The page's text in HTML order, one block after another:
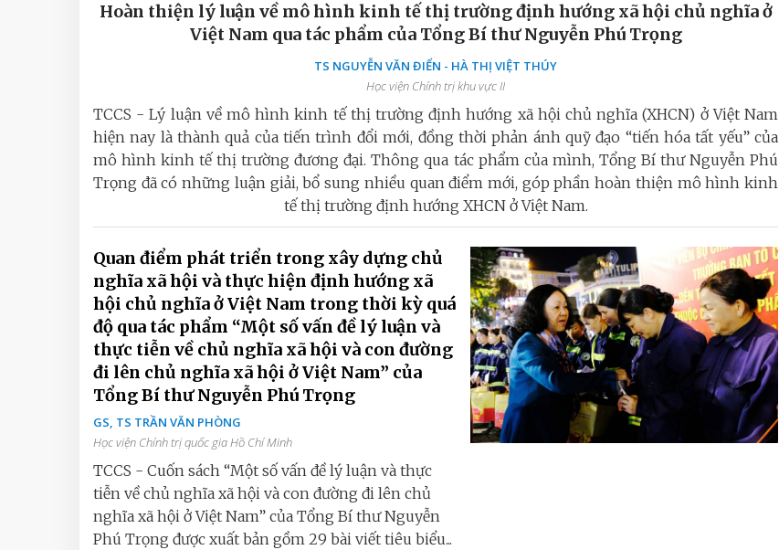
Hoàn thiện lý luận về mô hình kinh tế thị trường định hướng xã hội chủ nghĩa ở
Việt Nam qua tác phẩm của Tổng Bí thư Nguyễn Phú Trọng
TS NGUYỄN VĂN ĐIỂN - HÀ THỊ VIỆT THÚY
Học viện Chính trị khu vực II
TCCS - Lý luận về mô hình kinh tế thị trường định hướng xã hội chủ nghĩa (XHCN) ở Việt Nam
hiện nay là thành quả của tiến trình đổi mới, đồng thời phản ánh quỹ đạo “tiến hóa tất yếu” của
mô hình kinh tế thị trường đương đại. Thông qua tác phẩm của mình, Tổng Bí thư Nguyễn Phú
Trọng đã có những luận giải, bổ sung nhiều quan điểm mới, góp phần hoàn thiện mô hình kinh
tế thị trường định hướng XHCN ở Việt Nam.
Quan điểm phát triển trong xây dựng chủ
nghĩa xã hội và thực hiện định hướng xã
hội chủ nghĩa ở Việt Nam trong thời kỳ quá
độ qua tác phẩm “Một số vấn đề lý luận và
thực tiễn về chủ nghĩa xã hội và con đường
đi lên chủ nghĩa xã hội ở Việt Nam” của
Tổng Bí thư Nguyễn Phú Trọng
GS, TS TRẦN VĂN PHÒNG
Học viện Chính trị quốc gia Hồ Chí Minh
TCCS - Cuốn sách “Một số vấn đề lý luận và thực
tiễn về chủ nghĩa xã hội và con đường đi lên chủ
nghĩa xã hội ở Việt Nam” của Tổng Bí thư Nguyễn
Phú Trọng được xuất bản gồm 29 bài viết tiêu biểu...